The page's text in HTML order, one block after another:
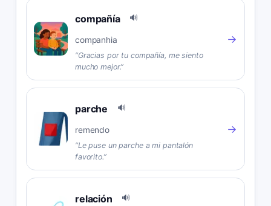
compañía 🔊
companhia
“Gracias por tu compañía, me siento
mucho mejor.”
→
parche 🔊
remendo
“Le puse un parche a mi pantalón
favorito.”
→
relación 🔊